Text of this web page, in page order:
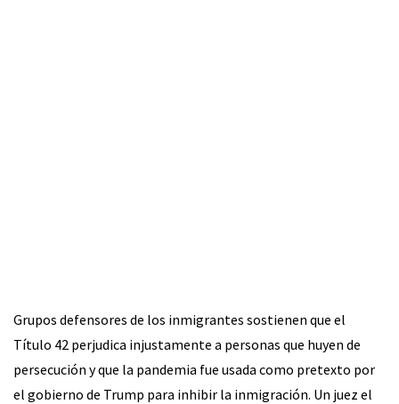
Grupos defensores de los inmigrantes sostienen que el
Título 42 perjudica injustamente a personas que huyen de
persecución y que la pandemia fue usada como pretexto por
el gobierno de Trump para inhibir la inmigración. Un juez el